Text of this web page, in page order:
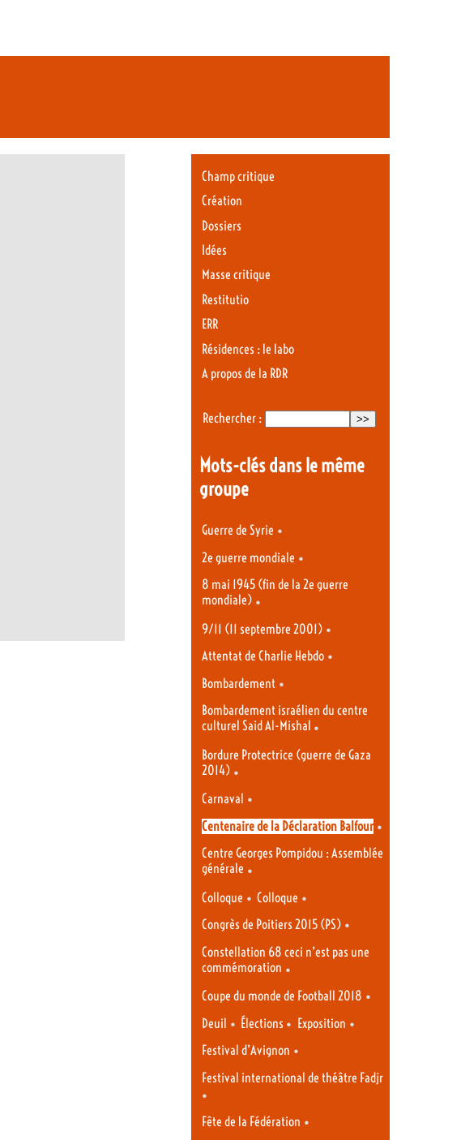
Champ critique
Création
Dossiers
Idées
Masse critique
Restitutio
ERR
Résidences : le labo
A propos de la RDR
Rechercher :
Mots-clés dans le même
groupe
Guerre de Syrie •
2e guerre mondiale •
8 mai 1945 (fin de la 2e guerre
mondiale) •
9/11 (11 septembre 2001) •
Attentat de Charlie Hebdo •
Bombardement •
Bombardement israélien du centre
culturel Said Al-Mishal •
Bordure Protectrice (guerre de Gaza
2014) •
Carnaval •
Centenaire de la Déclaration Balfour •
Centre Georges Pompidou : Assemblée
générale •
Colloque • Colloque •
Congrès de Poitiers 2015 (PS) •
Constellation 68 ceci n’est pas une
commémoration •
Coupe du monde de Football 2018 •
Deuil • Élections • Exposition •
Festival d’Avignon •
Festival international de théâtre Fadjr
•
Fête de la Fédération •